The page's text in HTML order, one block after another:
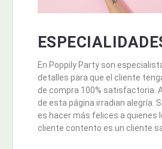
En Poppily Party son
detalles para que el cliente
de compra 100% satisfactoria.
de esta página irradian alegría.
es hacer más felices a quienes
cliente contento es un cliente